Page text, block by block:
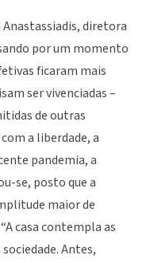
diretora
por um momento
ficaram mais
ser vivenciadas –
de outras
a liberdade, a
pandemia, a
se, posto que a
maior de
casa contempla as
Antes,